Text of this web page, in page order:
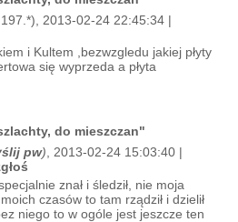
2013-02-24 22:45:34 |
i Kultem ,bezwzgledu jakiej płyty
się wyprzeda a płyta
do mieszczan"
pw) , 2013-02-24 15:03:40 |
znał i śledził, nie moja
czasów to tam rządził i dzielił
niego to w ogóle jest jeszcze ten